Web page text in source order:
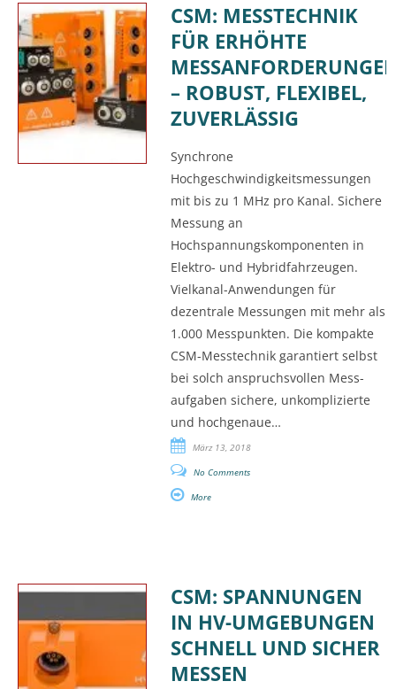
CSM: MESSTECHNIK
FÜR ERHÖHTE
– ROBUST, FLEXIBEL,
ZUVERLÄSSIG
Synchrone
Hochgeschwindigkeitsmessungen
mit bis zu 1 MHz pro Kanal. Sichere
Messung an
Hochspannungskomponenten in
Elektro- und Hybridfahrzeugen.
Vielkanal-Anwendungen für
dezentrale Messungen mit mehr als
1.000 Messpunkten. Die kompakte
CSM-Messtechnik garantiert selbst
bei solch anspruchsvollen Mess-
aufgaben sichere, unkomplizierte
und hochgenaue…
März 13, 2018
No Comments
More
CSM: SPANNUNGEN
IN HV-UMGEBUNGEN
SCHNELL UND SICHER
MESSEN